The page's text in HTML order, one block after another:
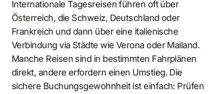
Internationale Tagesreisen führen oft über
Österreich, die Schweiz, Deutschland oder
Frankreich und dann über eine italienische
Verbindung via Städte wie Verona oder Mailand.
Manche Reisen sind in bestimmten Fahrplänen
direkt, andere erfordern einen Umstieg. Die
sichere Buchungsgewohnheit ist einfach: Prüfen